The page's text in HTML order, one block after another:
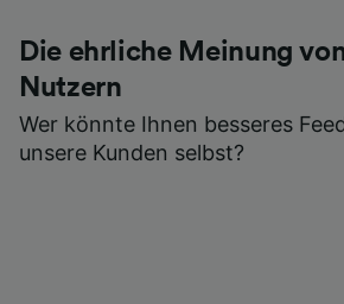
Die ehrliche Meinung
Nutzern
Wer könnte Ihnen besseres
unsere Kunden selbst?